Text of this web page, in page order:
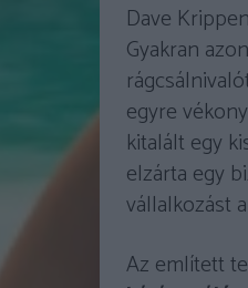
Dave
Gyakran
egyre
kitalált egy
elzárta egy
vállalkozást
Az említett